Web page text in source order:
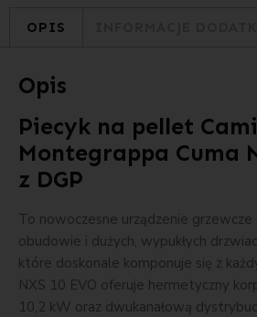
OPIS
Opis
Piecyk na pellet
Montegrappa Cuma
z DGP
To nowoczesne urządzenie grzewcze
obudowie i dużych, wypukłych
które doskonale komponuje się z
NXS 10 EVO oferuje hermetyczny
10,2 kW oraz dwukanałową